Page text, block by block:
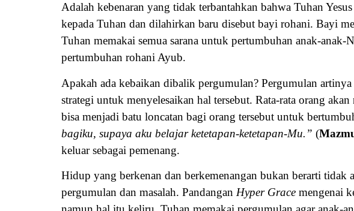
Adalah kebenaran yang tidak terbantahkan bahwa Tuhan
kepada Tuhan dan dilahirkan baru disebut bayi rohani. Bayi
Tuhan memakai semua sarana untuk pertumbuhan anak-
pertumbuhan rohani Ayub.
Apakah ada kebaikan dibalik pergumulan? Pergumulan
strategi untuk menyelesaikan hal tersebut. Rata-rata orang
bisa menjadi batu loncatan bagi orang tersebut untuk
bagiku, supaya aku belajar ketetapan-ketetapan-Mu.” (
keluar sebagai pemenang.
Hidup yang berkenan dan berkemenangan bukan berarti tidak
pergumulan dan masalah. Pandangan Hyper Grace mengenai